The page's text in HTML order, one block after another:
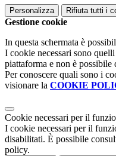
Personalizza Rifiuta tutti i
Gestione cookie
In questa schermata è
I cookie necessari sono
piattaforma e non è possibile
Per conoscere quali sono i
visionare la COOKIE
Cookie necessari per il
I cookie necessari per il
disabilitati. È possibile
policy.